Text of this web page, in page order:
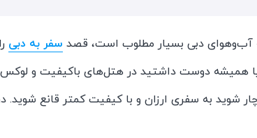
آب‌وهوای دبی بسیار مطلوب است، قصد سفر به دبی
همیشه دوست داشتید در هتل‌های باکیفیت و لوکس
شوید به سفری ارزان و با کیفیت کمتر قانع شوید.